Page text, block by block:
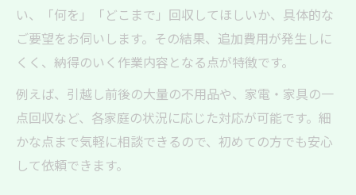
い、「何を」「どこまで」回収してほしいか、具体的な
ご要望をお伺いします。その結果、追加費用が発生しに
くく、納得のいく作業内容となる点が特徴です。
例えば、引越し前後の大量の不用品や、家電・家具の一
点回収など、各家庭の状況に応じた対応が可能です。細
かな点まで気軽に相談できるので、初めての方でも安心
して依頼できます。